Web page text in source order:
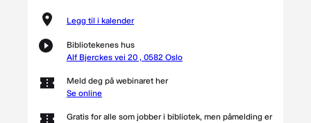
Legg til i kalender
Bibliotekenes hus
Alf Bjerckes vei 20 , 0582 Oslo
Meld deg på webinaret her
Se online
Gratis for alle som jobber i bibliotek, men påmelding er